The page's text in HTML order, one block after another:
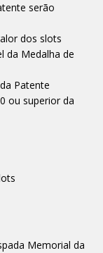
serão
dos slots
da Medalha de
Patente
ou superior da
Memorial da